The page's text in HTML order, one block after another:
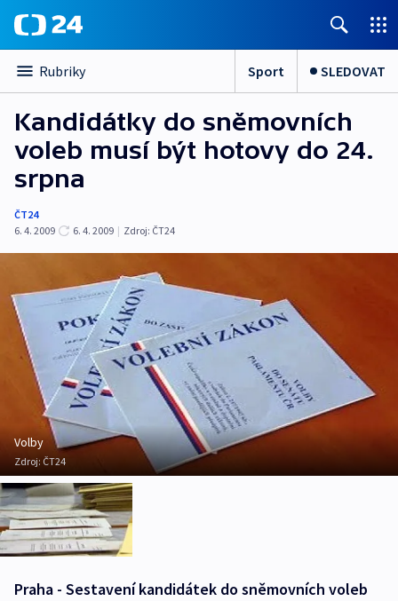
Rubriky Sport SLEDOVAT
Kandidátky do sněmovních
voleb musí být hotovy do 24.
srpna
ČT24
6. 4. 2009
6. 4. 2009 | Zdroj: ČT24
Volby
Zdroj: ČT24
Praha - Sestavení kandidátek do sněmovních voleb